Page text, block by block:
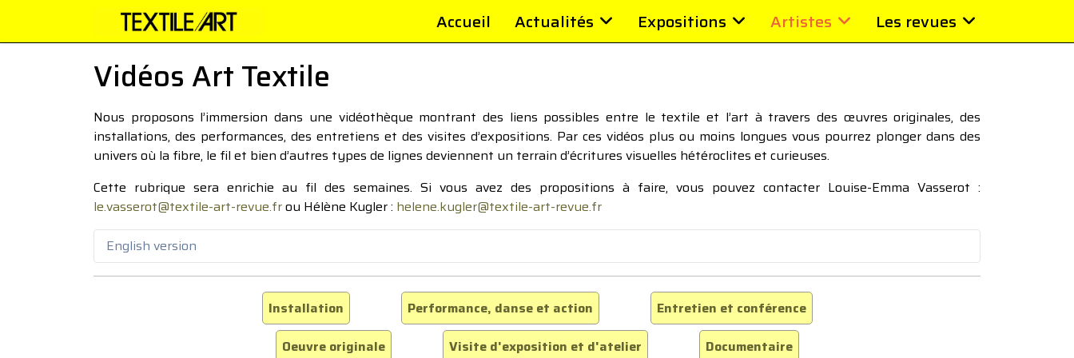
Accueil Actualités Expositions Artistes Les revues
Vidéos Art Textile
Nous proposons l’immersion dans une vidéothèque montrant des liens possibles entre le textile et l’art à travers des œuvres originales, des
installations, des performances, des entretiens et des visites d’expositions. Par ces vidéos plus ou moins longues vous pourrez plonger dans des
univers où la fibre, le fil et bien d’autres types de lignes deviennent un terrain d’écritures visuelles hétéroclites et curieuses.
Cette rubrique sera enrichie au fil des semaines. Si vous avez des propositions à faire, vous pouvez contacter Louise-Emma Vasserot :
le.vasserot@textile-art-revue.frou Hélène Kugler : helene.kugler@textile-art-revue.fr
English version
Installation Performance, danse et action
Entretien et conférence
Oeuvre originale
Visite d'exposition et d'atelier Documentaire